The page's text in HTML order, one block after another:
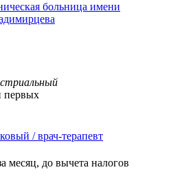
больница имени
первых
/ врач-терапевт
месяц, до вычета налогов